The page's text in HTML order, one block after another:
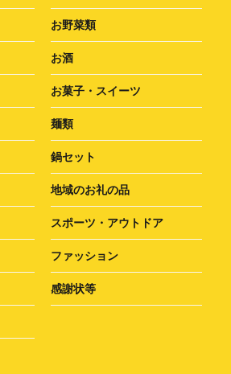
お野菜類
お酒
お菓子・スイーツ
麺類
鍋セット
地域のお礼の品
スポーツ・アウトドア
ファッション
感謝状等